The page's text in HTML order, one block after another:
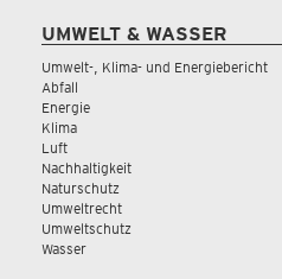
UMWELT & WASSER
Umwelt-, Klima- und Energiebericht
Abfall
Energie
Klima
Luft
Nachhaltigkeit
Naturschutz
Umweltrecht
Umweltschutz
Wasser